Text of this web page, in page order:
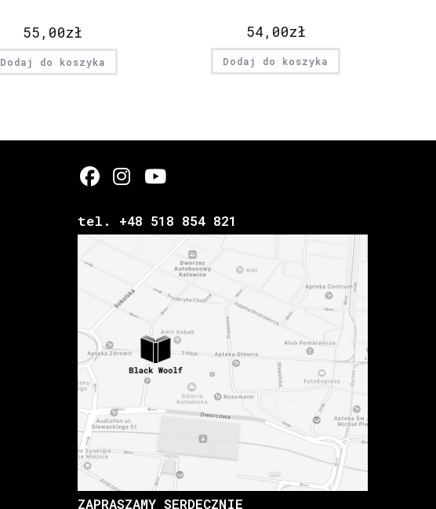
55,00zł
Dodaj do koszyka
54,00zł
Dodaj do koszyka
tel. +48 518 854 821
ZAPRASZAMY SERDECZNIE